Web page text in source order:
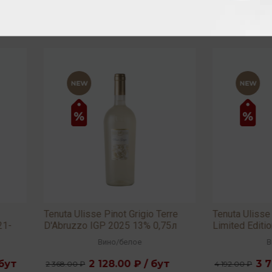
Ulisse Pinot Grigio Terre
IGP 2025 13% 0,75л
₽ 2 128.00 ₽ / бут
Tenuta Ulisse 10 Vendemmie
Limited Edition (multi vintage)
4 192.00 ₽ 3 776.00 ₽ / бут